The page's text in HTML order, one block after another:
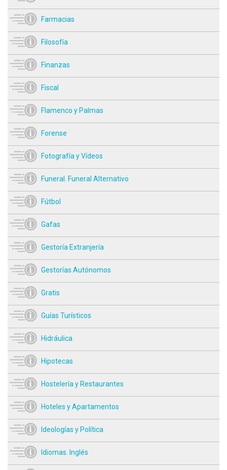
Farmacias
Filosofía
Finanzas
Fiscal
Flamenco y Palmas
Forense
Fotografía y Vídeos
Funeral. Funeral Alternativo
Fútbol
Gafas
Gestoría Extranjería
Gestorías Autónomos
Gratis
Guías Turísticos
Hidráulica
Hipotecas
Hostelería y Restaurantes
Hoteles y Apartamentos
Ideologías y Política
Idiomas. Inglés